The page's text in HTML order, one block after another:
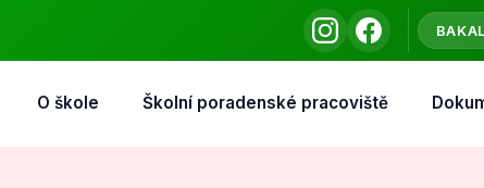
O škole Školní poradenské pracoviště